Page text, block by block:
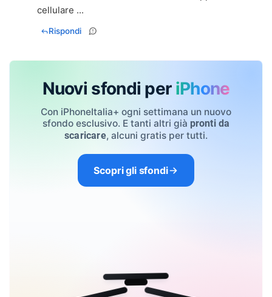
cellulare ...
Rispondi
Nuovi sfondi per iPhone
Con iPhoneItalia+ ogni settimana un nuovo
sfondo esclusivo. E tanti altri già pronti da
scaricare, alcuni gratis per tutti.
Scopri gli sfondi